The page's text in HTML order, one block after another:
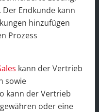
Endkunde kann
hinzufügen
Prozess
kann der Vertrieb
sowie
kann der Vertrieb
oder eine